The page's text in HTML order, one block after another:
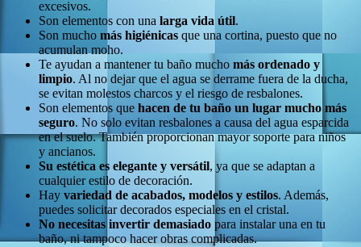
excesivos.
Son elementos con una larga vida útil.
Son mucho más higiénicas que una cortina, puesto que no
acumulan moho.
Te ayudan a mantener tu baño mucho más ordenado y
limpio. Al no dejar que el agua se derrame fuera de la ducha,
se evitan molestos charcos y el riesgo de resbalones.
Son elementos que hacen de tu baño un lugar mucho más
seguro. No solo evitan resbalones a causa del agua esparcida
en el suelo. También proporcionan mayor soporte para niños
y ancianos.
Su estética es elegante y versátil, ya que se adaptan a
cualquier estilo de decoración.
Hay variedad de acabados, modelos y estilos. Además,
puedes solicitar decorados especiales en el cristal.
No necesitas invertir demasiado para instalar una en tu
baño, ni tampoco hacer obras complicadas.